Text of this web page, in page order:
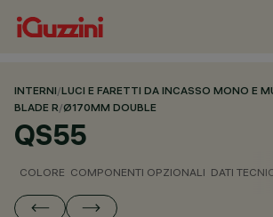
INTERNI/LUCI E FARETTI DA INCASSO MONO E
BLADE R/Ø170MM DOUBLE
QS55
COLORE COMPONENTI OPZIONALI DATI